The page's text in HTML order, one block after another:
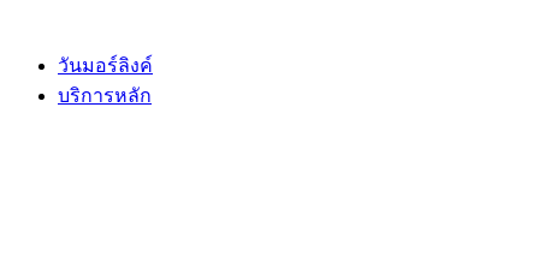
contentวันมอร์ลิงค์
บริการหลัก